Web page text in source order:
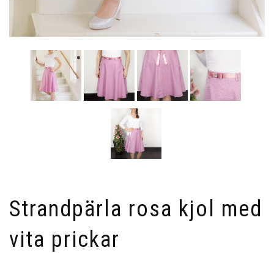
Strandpärla rosa kjol med
vita prickar